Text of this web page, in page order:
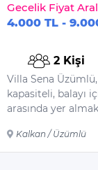
Gecelik Fiyat
4.000 TL -
2 Kişi
Villa Sena
kapasiteli, balayı için uygun muhafazakar villalarımız
arasında yer
Kalkan / Üzümlü